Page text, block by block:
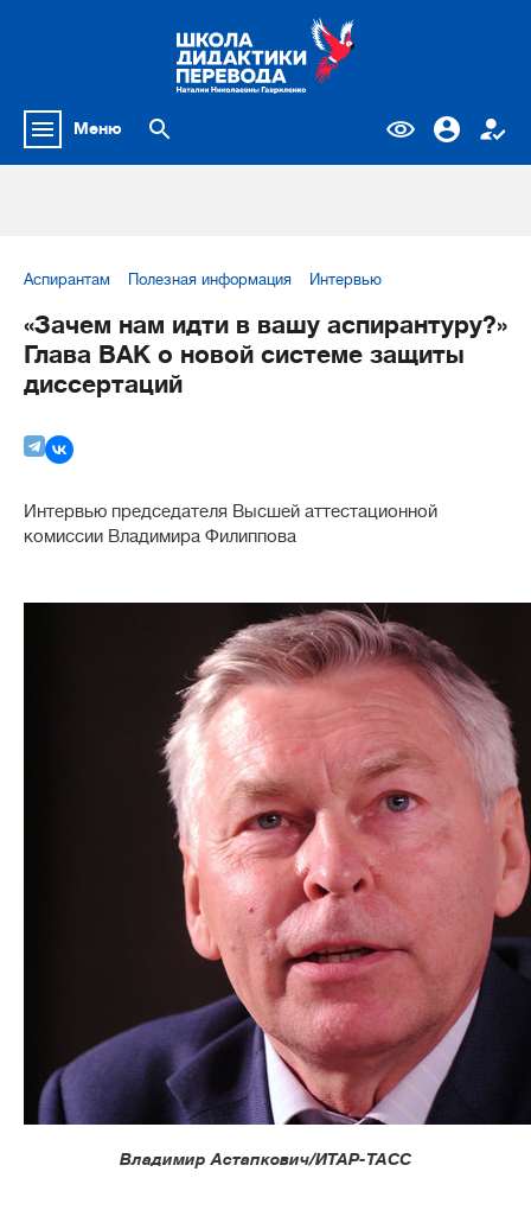
Меню
Аспирантам Полезная информация Интервью
«Зачем нам идти в вашу аспирантуру?»
Глава ВАК о новой системе защиты
диссертаций
Интервью председателя Высшей аттестационной
комиссии Владимира Филиппова
Владимир Астапкович/ИТАР-ТАСС